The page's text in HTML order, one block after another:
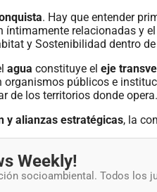
. Hay que entender
relacionadas y
y Sostenibilidad dentro de
agua constituye el eje
públicos e
de los territorios donde opera.
y alianzas estratégicas, la
Weekly!
socioambiental. Todos los